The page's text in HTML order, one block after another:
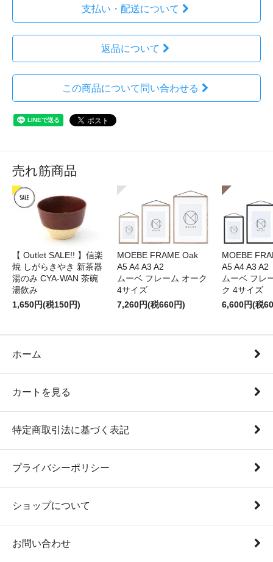
支払い・配送について
返品について
この商品について問い合わせる
売れ筋商品
【 Outlet SALE!! 】信楽
焼 しがらきやき 新茶器
湯のみ CYA-WAN 茶碗
湯飲み
1,650円(税150円)
MOEBE FRAME Oak
A5 A4 A3 A2
ムーベ フレーム オーク
4サイズ
7,260円(税660円)
MOEBE
A5 A4 A3 A2
ムーベ フレ
ク 4サイズ
6,600円(税
ホーム
カートを見る
特定商取引法に基づく表記
プライバシーポリシー
ショップについて
お問い合わせ